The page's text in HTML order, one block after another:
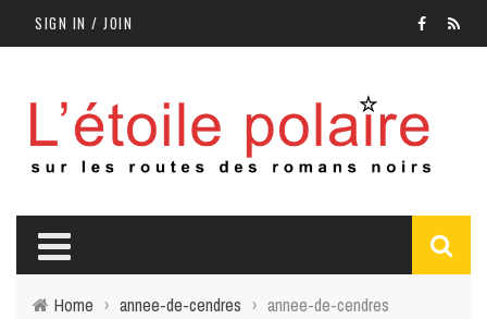
SIGN IN / JOIN
Home › annee-de-cendres › annee-de-cendres